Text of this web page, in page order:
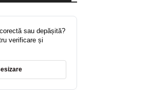
sau depășită?
verificare și